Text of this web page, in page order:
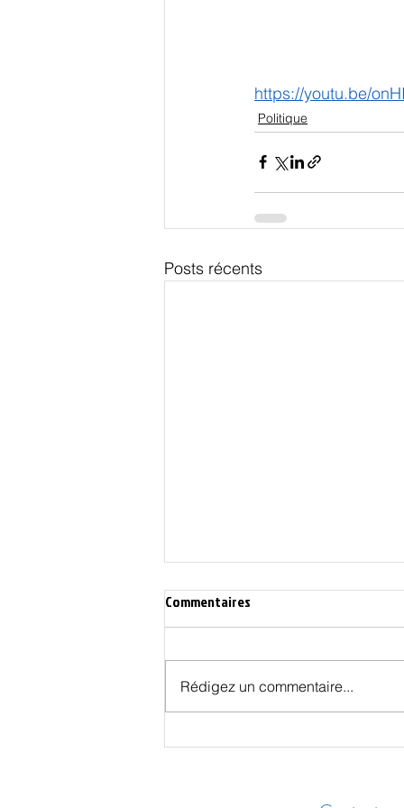
https://youtu.be/
Politique
Posts récents
L’Union Européenne du traité de
Commentaires
Rédigez un commentaire...